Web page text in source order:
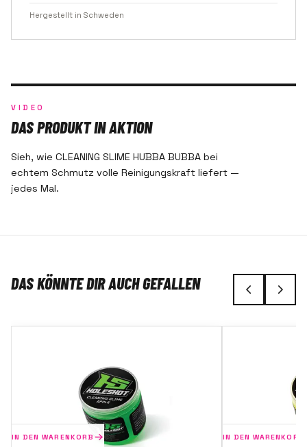
Hergestellt in Schweden
VIDEO
DAS PRODUKT IN AKTION
Sieh, wie CLEANING SLIME HUBBA BUBBA bei
echtem Schmutz volle Reinigungskraft liefert —
jedes Mal.
DAS KÖNNTE DIR AUCH GEFALLEN
IN DEN WARENKORB IN DEN WARENKORB